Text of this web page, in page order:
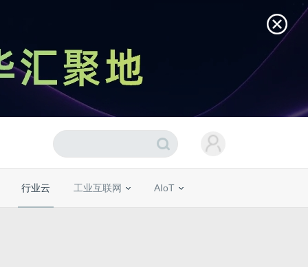
行业云 工业互联网 AIoT